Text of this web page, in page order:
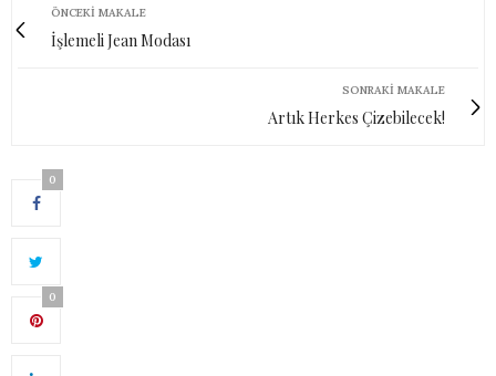
ÖNCEKI MAKALE
İşlemeli Jean Modası
SONRAKI MAKALE
Artık Herkes Çizebilecek!
0
0